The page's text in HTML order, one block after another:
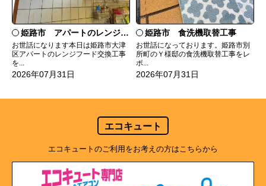
姫路市 アパートのレンジフード交換
お世話になります本日は姫路市大津
区アパートのレンジフード交換工事
を...
2026年07月31日
姫路市 食洗機取替工事
お世話になっております。姫路市別
所町のＹ様邸の食洗機取替工事をレ
ポ...
2026年07月31日
エコキュート
エコキュートのご利用をお考えの方はこちらから